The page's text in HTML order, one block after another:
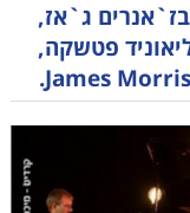
ג`אז,
פטשקה,